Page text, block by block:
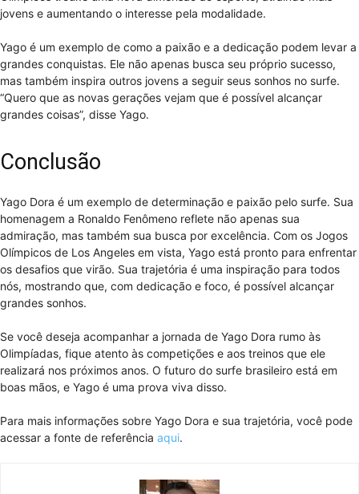
jovens e aumentando o interesse pela modalidade.
Yago é um exemplo de como a paixão e a dedicação podem levar a
grandes conquistas. Ele não apenas busca seu próprio sucesso,
mas também inspira outros jovens a seguir seus sonhos no surfe.
“Quero que as novas gerações vejam que é possível alcançar
grandes coisas”, disse Yago.
Conclusão
Yago Dora é um exemplo de determinação e paixão pelo surfe. Sua
homenagem a Ronaldo Fenômeno reflete não apenas sua
admiração, mas também sua busca por excelência. Com os Jogos
Olímpicos de Los Angeles em vista, Yago está pronto para enfrentar
os desafios que virão. Sua trajetória é uma inspiração para todos
nós, mostrando que, com dedicação e foco, é possível alcançar
grandes sonhos.
Se você deseja acompanhar a jornada de Yago Dora rumo às
Olimpíadas, fique atento às competições e aos treinos que ele
realizará nos próximos anos. O futuro do surfe brasileiro está em
boas mãos, e Yago é uma prova viva disso.
Para mais informações sobre Yago Dora e sua trajetória, você pode
acessar a fonte de referência aqui.